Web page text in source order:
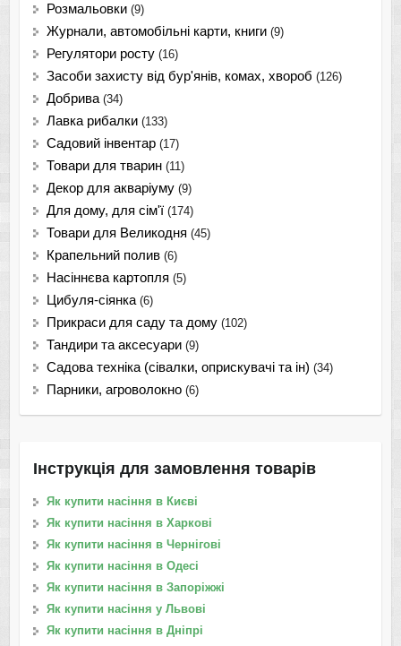
Розмальовки (9)
Журнали, автомобільні карти, книги (9)
Регулятори росту (16)
Засоби захисту від бур'янів, комах, хвороб (126)
Добрива (34)
Лавка рибалки (133)
Садовий інвентар (17)
Товари для тварин (11)
Декор для акваріуму (9)
Для дому, для сім'ї (174)
Товари для Великодня (45)
Крапельний полив (6)
Насіннєва картопля (5)
Цибуля-сіянка (6)
Прикраси для саду та дому (102)
Тандири та аксесуари (9)
Садова техніка (сівалки, оприскувачі та ін) (34)
Парники, агроволокно (6)
Інструкція для замовлення товарів
Як купити насіння в Києві
Як купити насіння в Харкові
Як купити насіння в Чернігові
Як купити насіння в Одесі
Як купити насіння в Запоріжжі
Як купити насіння у Львові
Як купити насіння в Дніпрі